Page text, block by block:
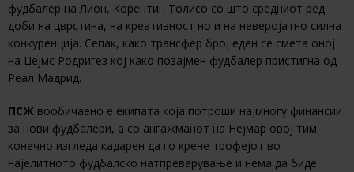
фудбалер на Лион, Корентин Толисо со што средниот ред
доби на цврстина, на креативност но и на неверојатно силна
конкуренција. Сепак, како трансфер број еден се смета оној
на Џејмс Родригез кој како позајмен фудбалер пристигна од
Реал Мадрид.
ПСЖ вообичаено е екипата која потроши најмногу финансии
за нови фудбалери, а со ангажманот на Нејмар овој тим
конечно изгледа кадарен да го крене трофејот во
најелитното фудбалско натпреварување и нема да биде